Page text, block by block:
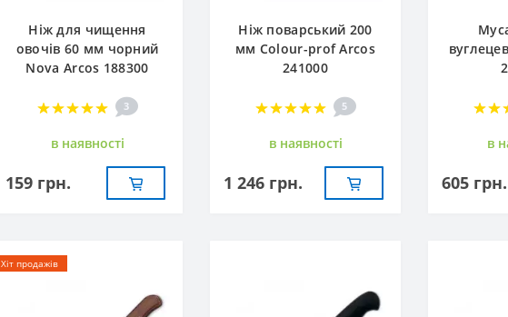
Ніж для чищення
овочів 60 мм чорний
Nova Arcos 188300
3
в наявностi
159 грн.
Ніж поварський 200
мм Сolour-prof Arcos
241000
5
в наявностi
1 246 грн.
в
605 грн.
Хіт продажів